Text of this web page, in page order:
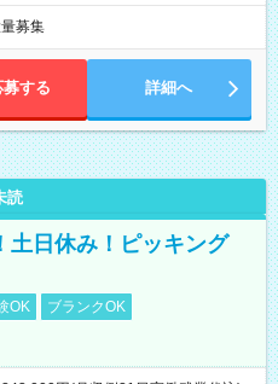
募集
募する 詳細へ
読
土日休み！ピッキング
OK
ブランクOK